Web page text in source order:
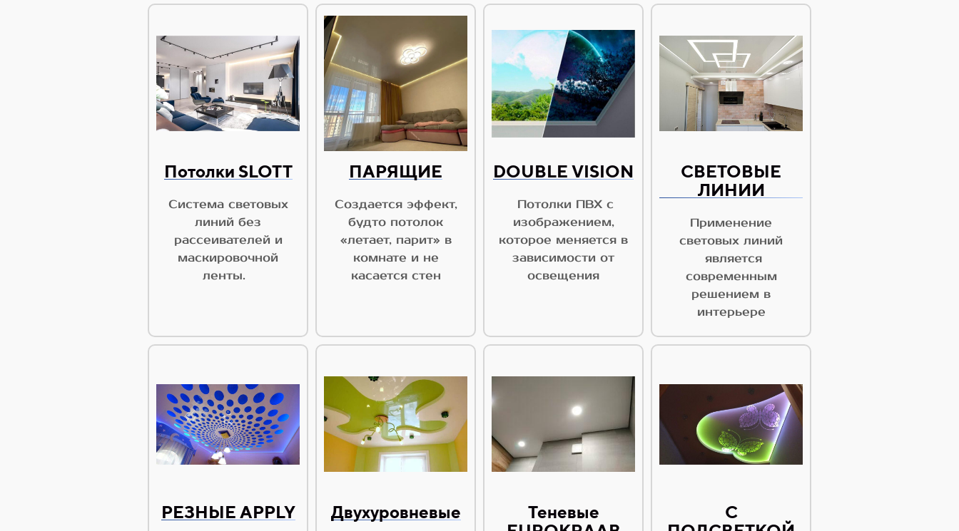
Потолки SLOTT
Система световых
линий без
рассеивателей и
маскировочной
ленты.
ПАРЯЩИЕ
Создается эффект,
будто потолок
«летает, парит» в
комнате и не
касается стен
DOUBLE VISION
Потолки ПВХ с
изображением,
которое меняется в
зависимости от
освещения
СВЕТОВЫЕ
ЛИНИИ
Применение
световых линий
является
современным
решением в
интерьере
РЕЗНЫЕ APPLY Двухуровневые
Теневые
С